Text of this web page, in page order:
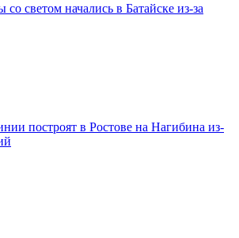
светом начались в Батайске из-за
построят в Ростове на Нагибина из-